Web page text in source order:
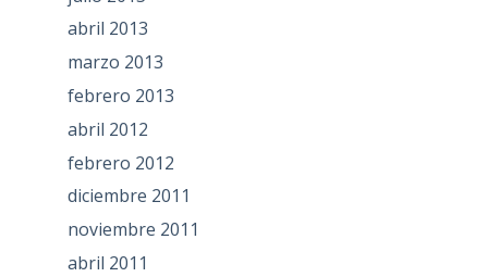
abril 2013
marzo 2013
febrero 2013
abril 2012
febrero 2012
diciembre 2011
noviembre 2011
abril 2011